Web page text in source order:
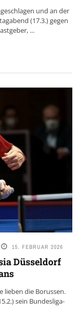
und an der
(17.3.) gegen
...
15. FEBRUAR 2026
Düsseldorf
lieben die Borussen.
sein Bundesliga-